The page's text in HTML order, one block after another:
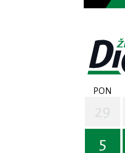
PON
5